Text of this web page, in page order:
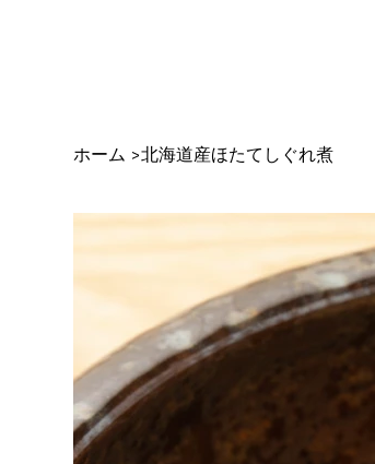
ホーム >北海道産ほたてしぐれ煮